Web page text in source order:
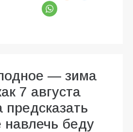
— зима
7 августа
предсказать
навлечь беду